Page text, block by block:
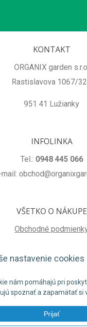
nastavenie cookies
nám pomáhajú pri
spoznať a zapamätať si
Prijať
KONTAKT
ORGANIX garden
Rastislavova 1067/
951 41 Lužianky
INFOLINKA
Tel.: 0948 445 066
mail:
VŠETKO O NÁKUPE
Obchodné
Reklamačné podmienky
NA STIAHNUTIE
na odstúpenie od
uplatnení práva na